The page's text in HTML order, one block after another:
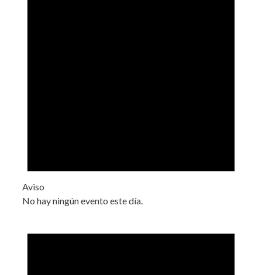
Aviso
No hay ningún evento este día.